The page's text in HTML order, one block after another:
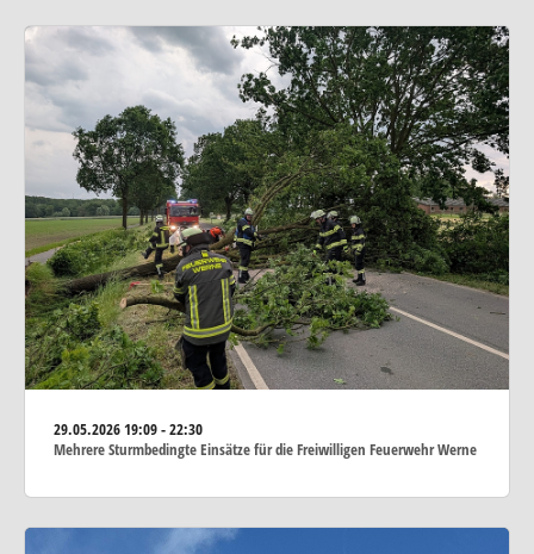
29.05.202619:09 - 22:30
Mehrere Sturmbedingte Einsätze für die Freiwilligen Feuerwehr Werne